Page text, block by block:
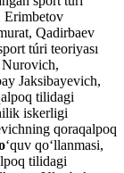
Erimbetov
Qadirbaev
túri teoriyası
Nurovich,
Jaksibayevich,
tilidagi
iskerligi
qoraqalpoq
‘quv qo‘llanmasi,
tilidagi